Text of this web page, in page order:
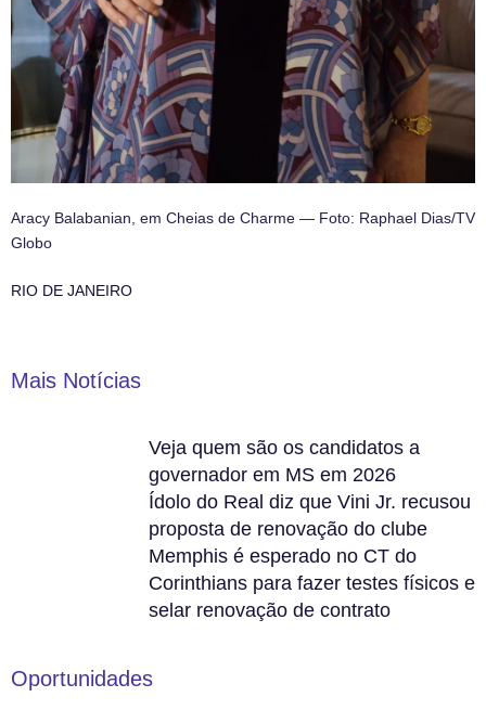
Aracy Balabanian, em Cheias de Charme — Foto: Raphael Dias/TV
Globo
RIO DE JANEIRO
Mais Notícias
Veja quem são os candidatos a
governador em MS em 2026
Ídolo do Real diz que Vini Jr. recusou
proposta de renovação do clube
Memphis é esperado no CT do
Corinthians para fazer testes físicos e
selar renovação de contrato
Oportunidades